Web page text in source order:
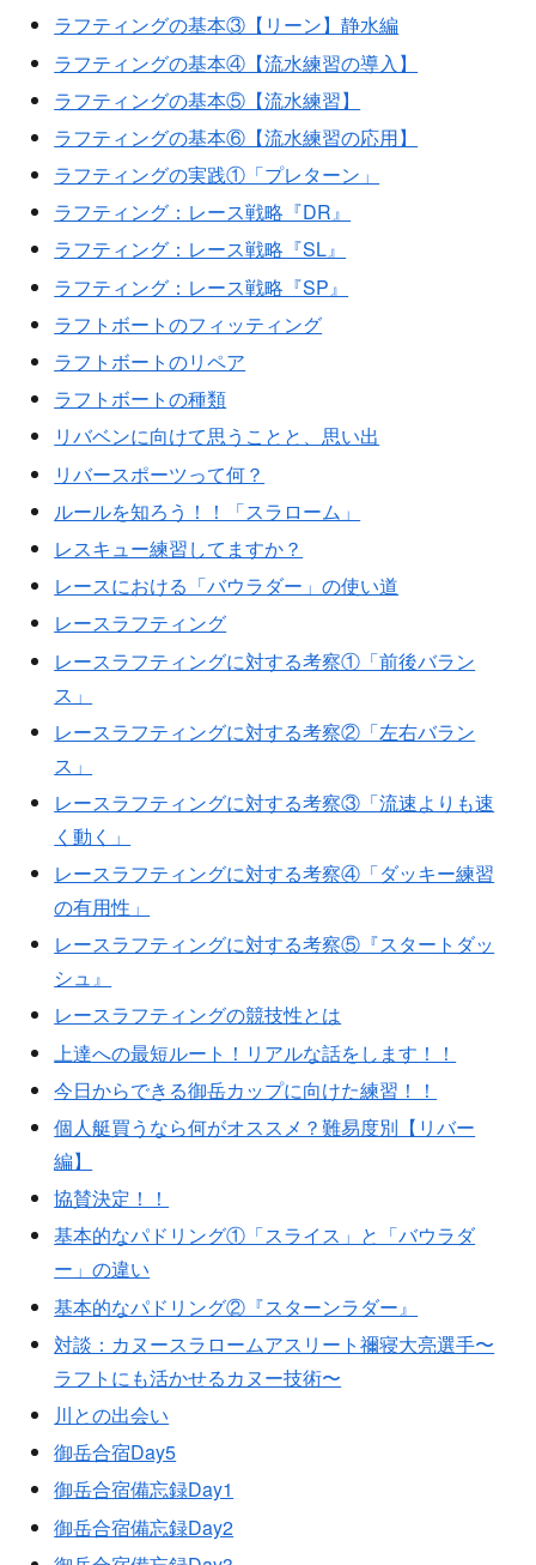
ラフティングの基本③【リーン】静水編
ラフティングの基本④【流水練習の導入】
ラフティングの基本⑤【流水練習】
ラフティングの基本⑥【流水練習の応用】
ラフティングの実践①「プレターン」
ラフティング：レース戦略『DR』
ラフティング：レース戦略『SL』
ラフティング：レース戦略『SP』
ラフトボートのフィッティング
ラフトボートのリペア
ラフトボートの種類
リバベンに向けて思うことと、思い出
リバースポーツって何？
ルールを知ろう！！「スラローム」
レスキュー練習してますか？
レースにおける「バウラダー」の使い道
レースラフティング
レースラフティングに対する考察①「前後バラン
ス」
レースラフティングに対する考察②「左右バラン
ス」
レースラフティングに対する考察③「流速よりも速
く動く」
レースラフティングに対する考察④「ダッキー練習
の有用性」
レースラフティングに対する考察⑤『スタートダッ
シュ』
レースラフティングの競技性とは
上達への最短ルート！リアルな話をします！！
今日からできる御岳カップに向けた練習！！
個人艇買うなら何がオススメ？難易度別【リバー
編】
協賛決定！！
基本的なパドリング①「スライス」と「バウラダ
ー」の違い
基本的なパドリング②『スターンラダー』
対談：カヌースラロームアスリート禰寝大亮選手〜
ラフトにも活かせるカヌー技術〜
川との出会い
御岳合宿Day5
御岳合宿備忘録Day1
御岳合宿備忘録Day2